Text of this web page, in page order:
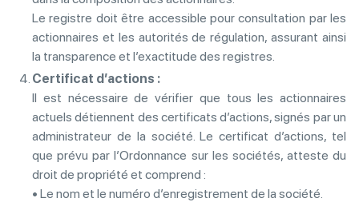
Le registre doit être accessible pour consultation par les
actionnaires et les autorités de régulation, assurant ainsi
la transparence et l’exactitude des registres.
Certificat d’actions :
Il est nécessaire de vérifier que tous les actionnaires
actuels détiennent des certificats d’actions, signés par un
administrateur de la société. Le certificat d’actions, tel
que prévu par l’Ordonnance sur les sociétés, atteste du
droit de propriété et comprend :
• Le nom et le numéro d’enregistrement de la société.